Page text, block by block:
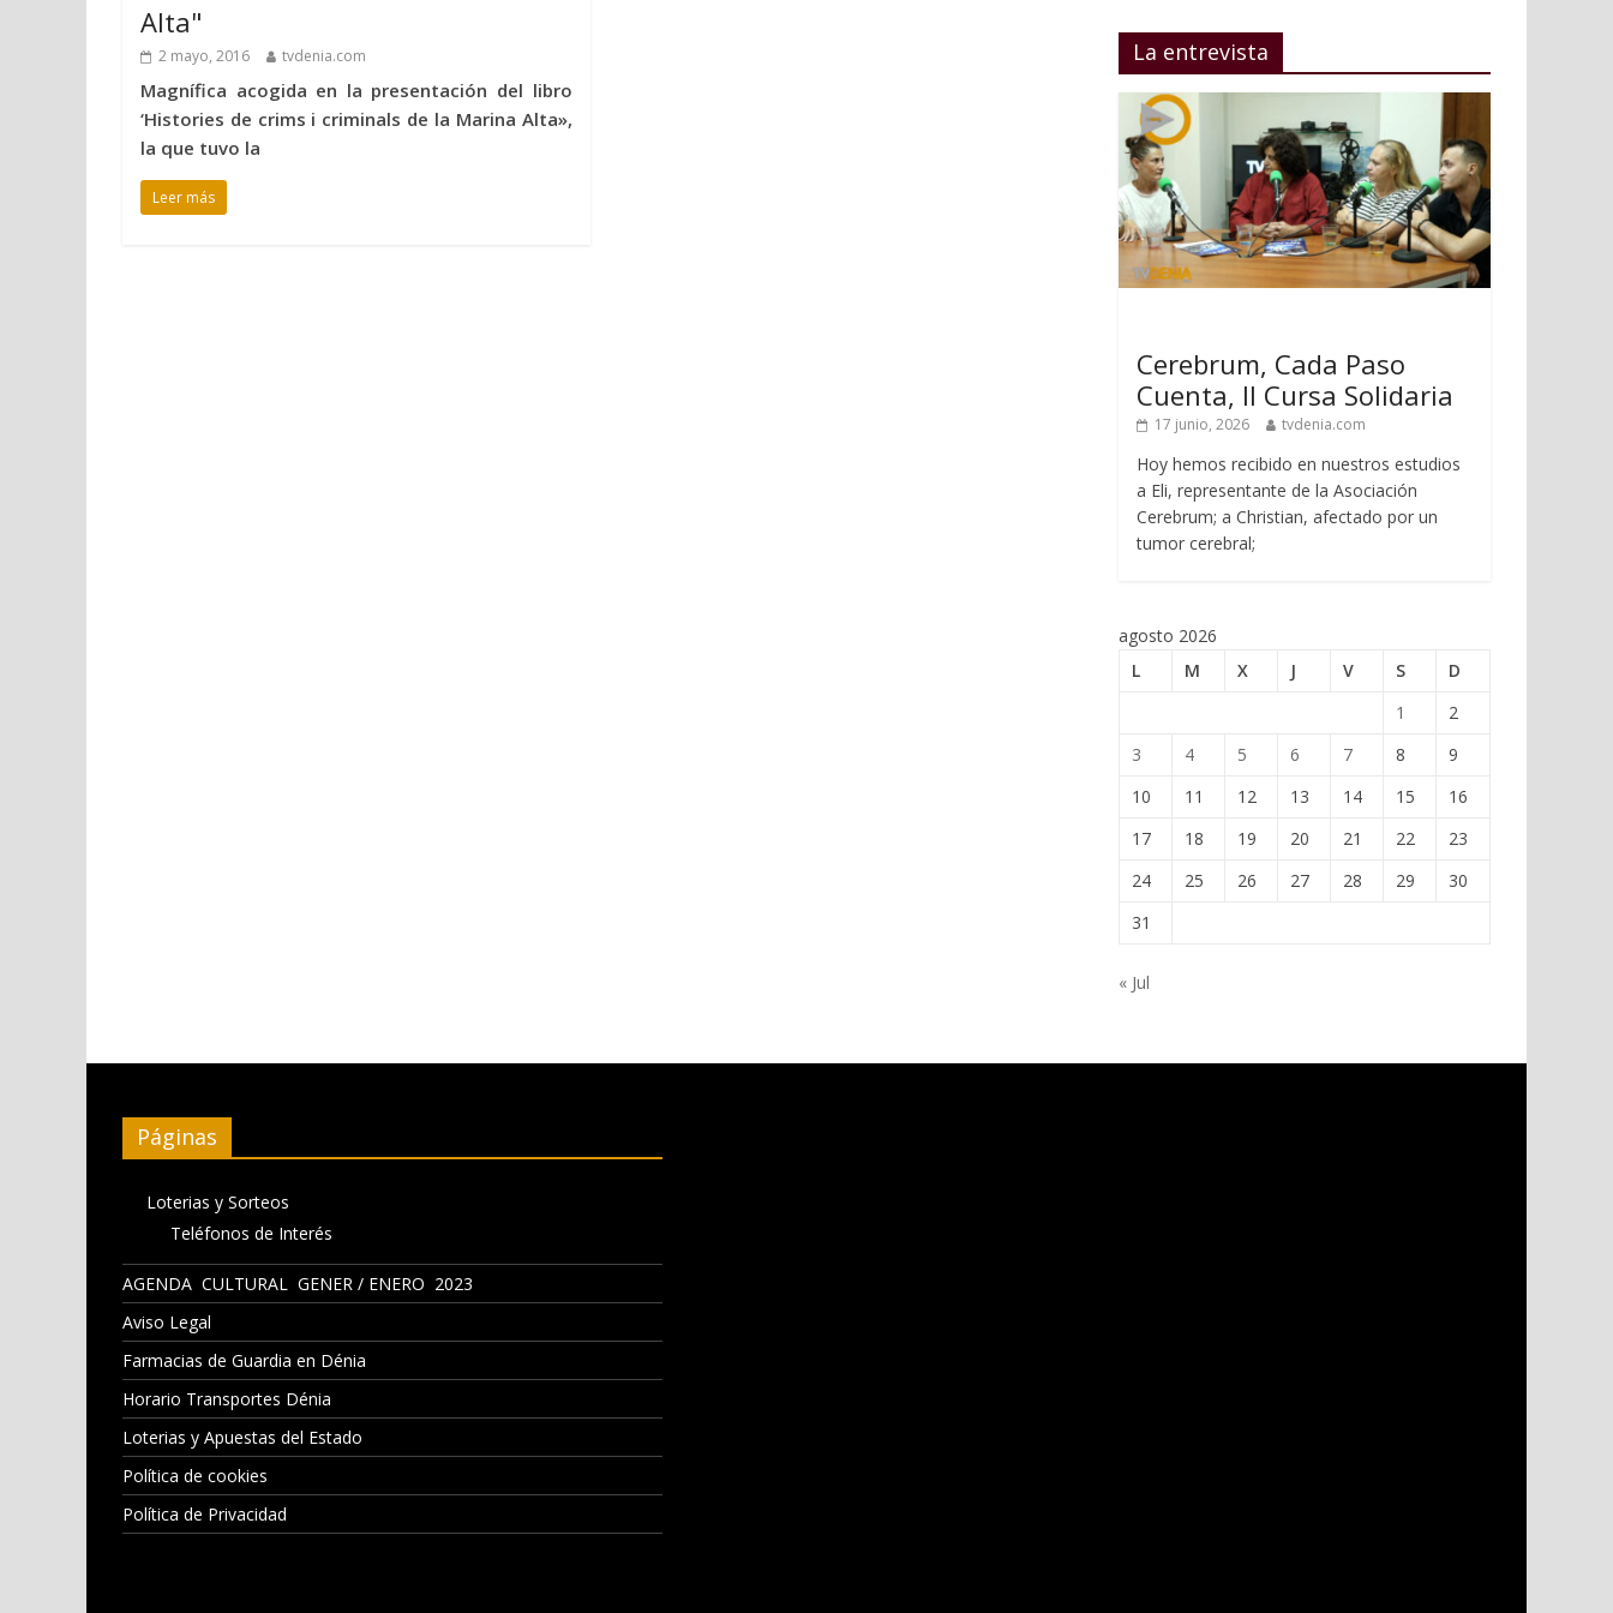
Alta"
2 mayo, 2016 tvdenia.com
Magnífica acogida en la presentación del libro
‘Histories de crims i criminals de la Marina Alta»,
la que tuvo la
Leer más
La entrevista
Cerebrum, Cada Paso
Cuenta, II Cursa Solidaria
17 junio, 2026 tvdenia.com
Hoy hemos recibido en nuestros estudios
a Eli, representante de la Asociación
Cerebrum; a Christian, afectado por un
tumor cerebral;
agosto 2026
L
M X J V S
D
1
2
3
4 5 6 7 8
9
10
11 12 13 14 15
16
17
18 19 20 21 22
23
24
25 26 27 28 29
30
31
« Jul
Páginas
Loterias y Sorteos
Teléfonos de Interés
AGENDA CULTURAL GENER / ENERO 2023
Aviso Legal
Farmacias de Guardia en Dénia
Horario Transportes Dénia
Loterias y Apuestas del Estado
Política de cookies
Política de Privacidad